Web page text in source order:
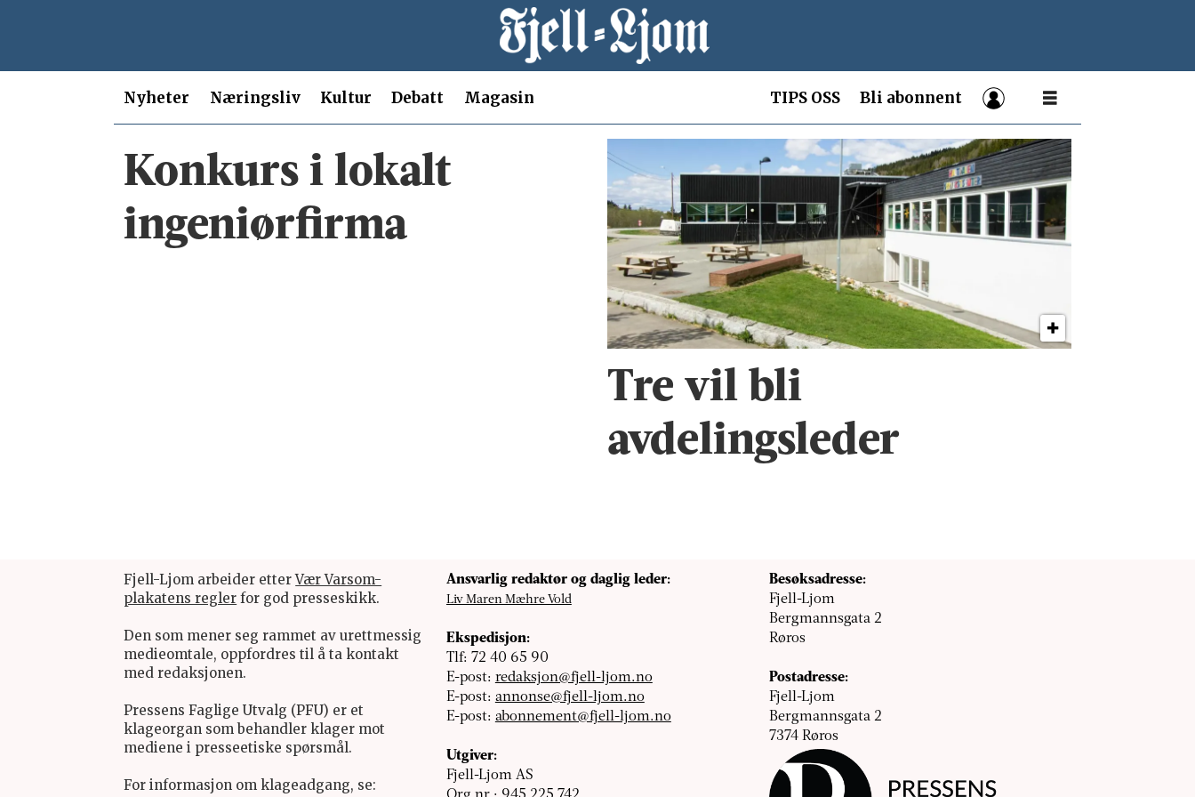
Nyheter Næringsliv Kultur Debatt Magasin TIPS OSS Bli abonnent
Konkurs i lokalt
ingeniørfirma
Tre vil bli
avdelingsleder
Fjell-Ljom arbeider etterVær Varsom-
plakatens regler for god presseskikk.
Den som mener seg rammet av urettmessig
medieomtale, oppfordres til å ta kontakt
med redaksjonen.
Pressens Faglige Utvalg (PFU) er et
klageorgan som behandler klager mot
mediene i presseetiske spørsmål.
For informasjon om klageadgang, se:
Ansvarlig redaktør og daglig leder:
Liv Maren Mæhre Vold
Ekspedisjon:
Tlf: 72 40 65 90
E-post: redaksjon@fjell-ljom.no
E-post: annonse@fjell-ljom.no
E-post: abonnement@fjell-ljom.no
Utgiver:
Fjell-Ljom AS
Besøksadresse:
Fjell-Ljom
Bergmannsgata 2
Røros
Postadresse:
Fjell-Ljom
Bergmannsgata 2
7374 Røros